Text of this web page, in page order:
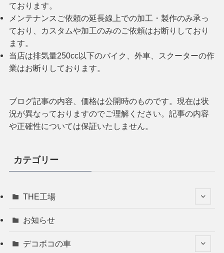
ております。
メンテナンスご依頼の延長線上での加工・製作のみ承っ
ており、カスタムや加工のみのご依頼はお断りしており
ます。
当店は排気量250cc以下のバイク、外車、スクーターの作
業はお断りしております。
ブログ記事の内容、価格は公開時のものです。現在は状
況が異なっておりますのでご理解ください。記事の内容
や正確性については保証いたしません。
カテゴリー
THE工場
お知らせ
デコボコの車